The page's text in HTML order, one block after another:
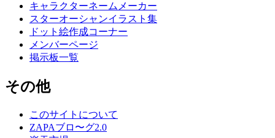
キャラクターネームメーカー
スターオーシャンイラスト集
ドット絵作成コーナー
メンバーページ
掲示板一覧
その他
このサイトについて
ZAPAブロ〜グ2.0